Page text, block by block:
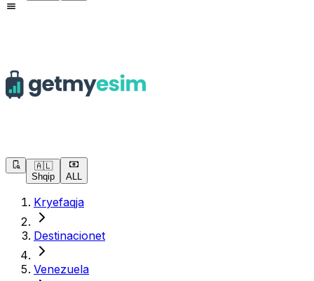
🇦🇱
Shqip
ALL
Kryefaqja
Destinacionet
Venezuela